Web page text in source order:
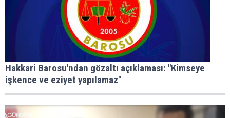
Hakkari Barosu'ndan gözaltı açıklaması: "Kimseye
işkence ve eziyet yapılamaz"